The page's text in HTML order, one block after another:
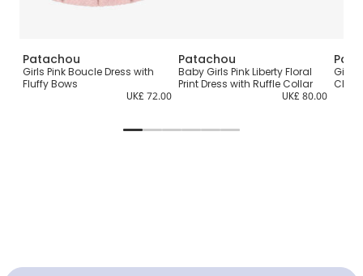
Patachou
Girls Pink Boucle Dress with
Fluffy Bows
UK£ 72.00
Patachou
Baby Girls Pink Liberty Floral
Print Dress with Ruffle Collar
UK£ 80.00
Girls